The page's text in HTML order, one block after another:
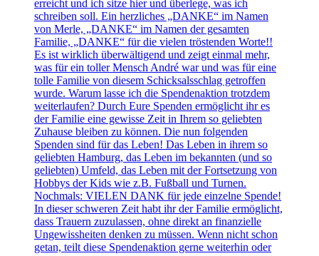
erreicht und ich sitze hier und überlege, was ich
schreiben soll. Ein herzliches „DANKE“ im Namen
von Merle, „DANKE“ im Namen der gesamten
Familie, „DANKE“ für die vielen tröstenden Worte!!
Es ist wirklich überwältigend und zeigt einmal mehr,
was für ein toller Mensch André war und was für eine
tolle Familie von diesem Schicksalsschlag getroffen
wurde. Warum lasse ich die Spendenaktion trotzdem
weiterlaufen? Durch Eure Spenden ermöglicht ihr es
der Familie eine gewisse Zeit in Ihrem so geliebten
Zuhause bleiben zu können. Die nun folgenden
Spenden sind für das Leben! Das Leben in ihrem so
geliebten Hamburg, das Leben im bekannten (und so
geliebten) Umfeld, das Leben mit der Fortsetzung von
Hobbys der Kids wie z.B. Fußball und Turnen.
Nochmals: VIELEN DANK für jede einzelne Spende!
In dieser schweren Zeit habt ihr der Familie ermöglicht,
dass Trauern zuzulassen, ohne direkt an finanzielle
Ungewissheiten denken zu müssen. Wenn nicht schon
getan, teilt diese Spendenaktion gerne weiterhin oder